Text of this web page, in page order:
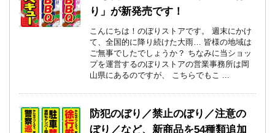
り」が新発売です！
こんにちは！のぼりストアです。 週末にかけ
て、全国的に降り続けた大雨… 皆様の地域は
ご無事でしたでしょうか？ ちなみに当ショッ
プを運営するのぼりストアの営業事務所は岡
山県にあるのですが、 こちらでもこ ...
防犯のぼり／禁止のぼり／注意の
ぼり／など、新商品を54種類追加